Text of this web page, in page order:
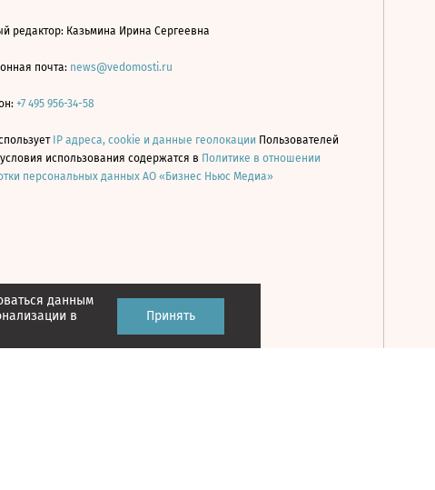
данным
в
Принять
редактор: Казьмина Ирина Сергеевна
почта: news@vedomosti.ru
+7 495 956-34-58
IP адреса, cookie и данные геолокации Пользователей
использования содержатся в Политике в отношении
персональных данных АО «Бизнес Ньюс Медиа»